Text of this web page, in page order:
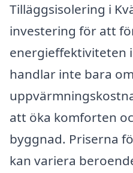
Tilläggsisolering i
investering för att
energieffektiviteten
handlar inte bara
att öka komforten
byggnad. Priserna
kan variera